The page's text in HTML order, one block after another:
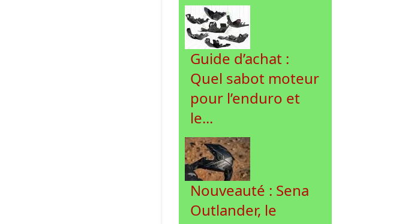
Guide d’achat :
Quel sabot moteur
pour l’enduro et
le...
Nouveauté : Sena
Outlander, le